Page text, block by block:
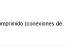
(conexiones de